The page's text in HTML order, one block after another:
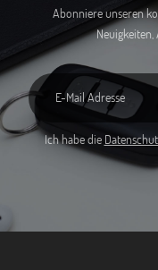
Abonniere unseren
Ich habe die